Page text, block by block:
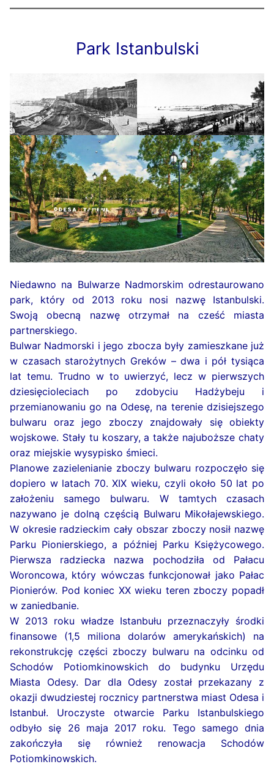
Park Istanbulski
Niedawno na Bulwarze Nadmorskim odrestaurowano
park, który od 2013 roku nosi nazwę Istanbulski.
Swoją obecną nazwę otrzymał na cześć miasta
partnerskiego.
Bulwar Nadmorski i jego zbocza były zamieszkane już
w czasach starożytnych Greków – dwa i pół tysiąca
lat temu. Trudno w to uwierzyć, lecz w pierwszych
dziesięcioleciach po zdobyciu Hadżybeju i
przemianowaniu go na Odesę, na terenie dzisiejszego
bulwaru oraz jego zboczy znajdowały się obiekty
wojskowe. Stały tu koszary, a także najuboższe chaty
oraz miejskie wysypisko śmieci.
Planowe zazielenianie zboczy bulwaru rozpoczęło się
dopiero w latach 70. XIX wieku, czyli około 50 lat po
założeniu samego bulwaru. W tamtych czasach
nazywano je dolną częścią Bulwaru Mikołajewskiego.
W okresie radzieckim cały obszar zboczy nosił nazwę
Parku Pionierskiego, a później Parku Księżycowego.
Pierwsza radziecka nazwa pochodziła od Pałacu
Woroncowa, który wówczas funkcjonował jako Pałac
Pionierów. Pod koniec XX wieku teren zboczy popadł
w zaniedbanie.
W 2013 roku władze Istanbułu przeznaczyły środki
finansowe (1,5 miliona dolarów amerykańskich) na
rekonstrukcję części zboczy bulwaru na odcinku od
Schodów Potiomkinowskich do budynku Urzędu
Miasta Odesy. Dar dla Odesy został przekazany z
okazji dwudziestej rocznicy partnerstwa miast Odesa i
Istanbuł. Uroczyste otwarcie Parku Istanbulskiego
odbyło się 26 maja 2017 roku. Tego samego dnia
zakończyła się również renowacja Schodów
Potiomkinowskich.